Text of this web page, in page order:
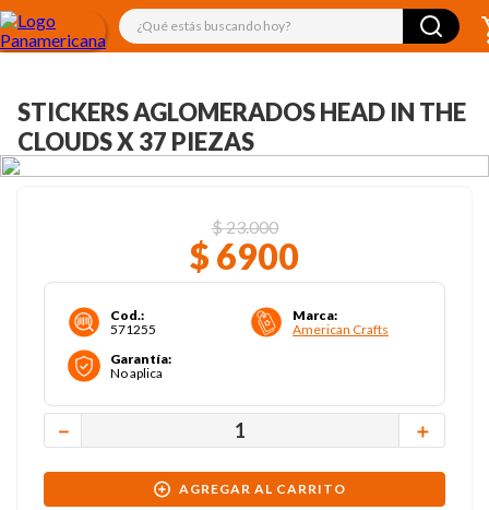
¿Qué estás buscando hoy?
STICKERS AGLOMERADOS HEAD IN THE
CLOUDS X 37 PIEZAS
$23.000
$ 6900
Cod.:
571255
Marca:
American Crafts
Garantía:
No aplica
＋
－
AGREGAR AL CARRITO